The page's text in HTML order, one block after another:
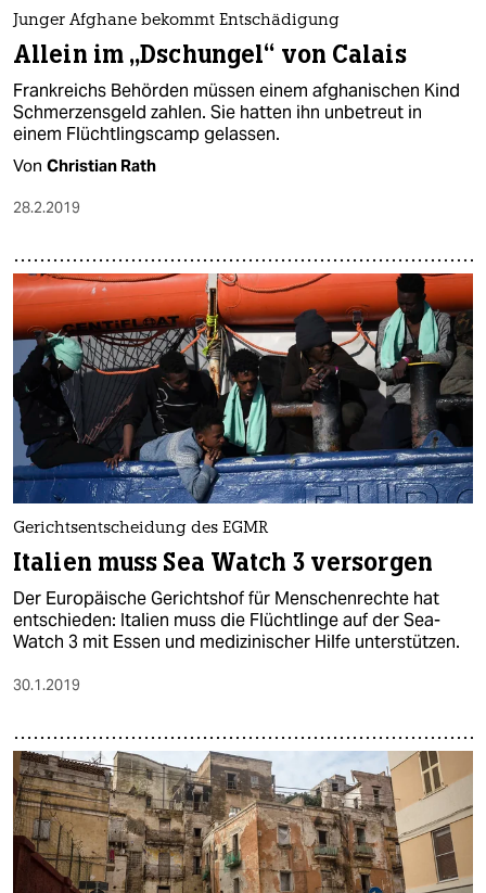
Junger Afghane bekommt Entschädigung
Allein im „Dschungel“ von Calais
Frankreichs Behörden müssen einem afghanischen Kind
Schmerzensgeld zahlen. Sie hatten ihn unbetreut in
einem Flüchtlingscamp gelassen.
Von Christian Rath
28.2.2019
Gerichtsentscheidung des EGMR
Italien muss Sea Watch 3 versorgen
Der Europäische Gerichtshof für Menschenrechte hat
entschieden: Italien muss die Flüchtlinge auf der Sea-
Watch 3 mit Essen und medizinischer Hilfe unterstützen.
30.1.2019